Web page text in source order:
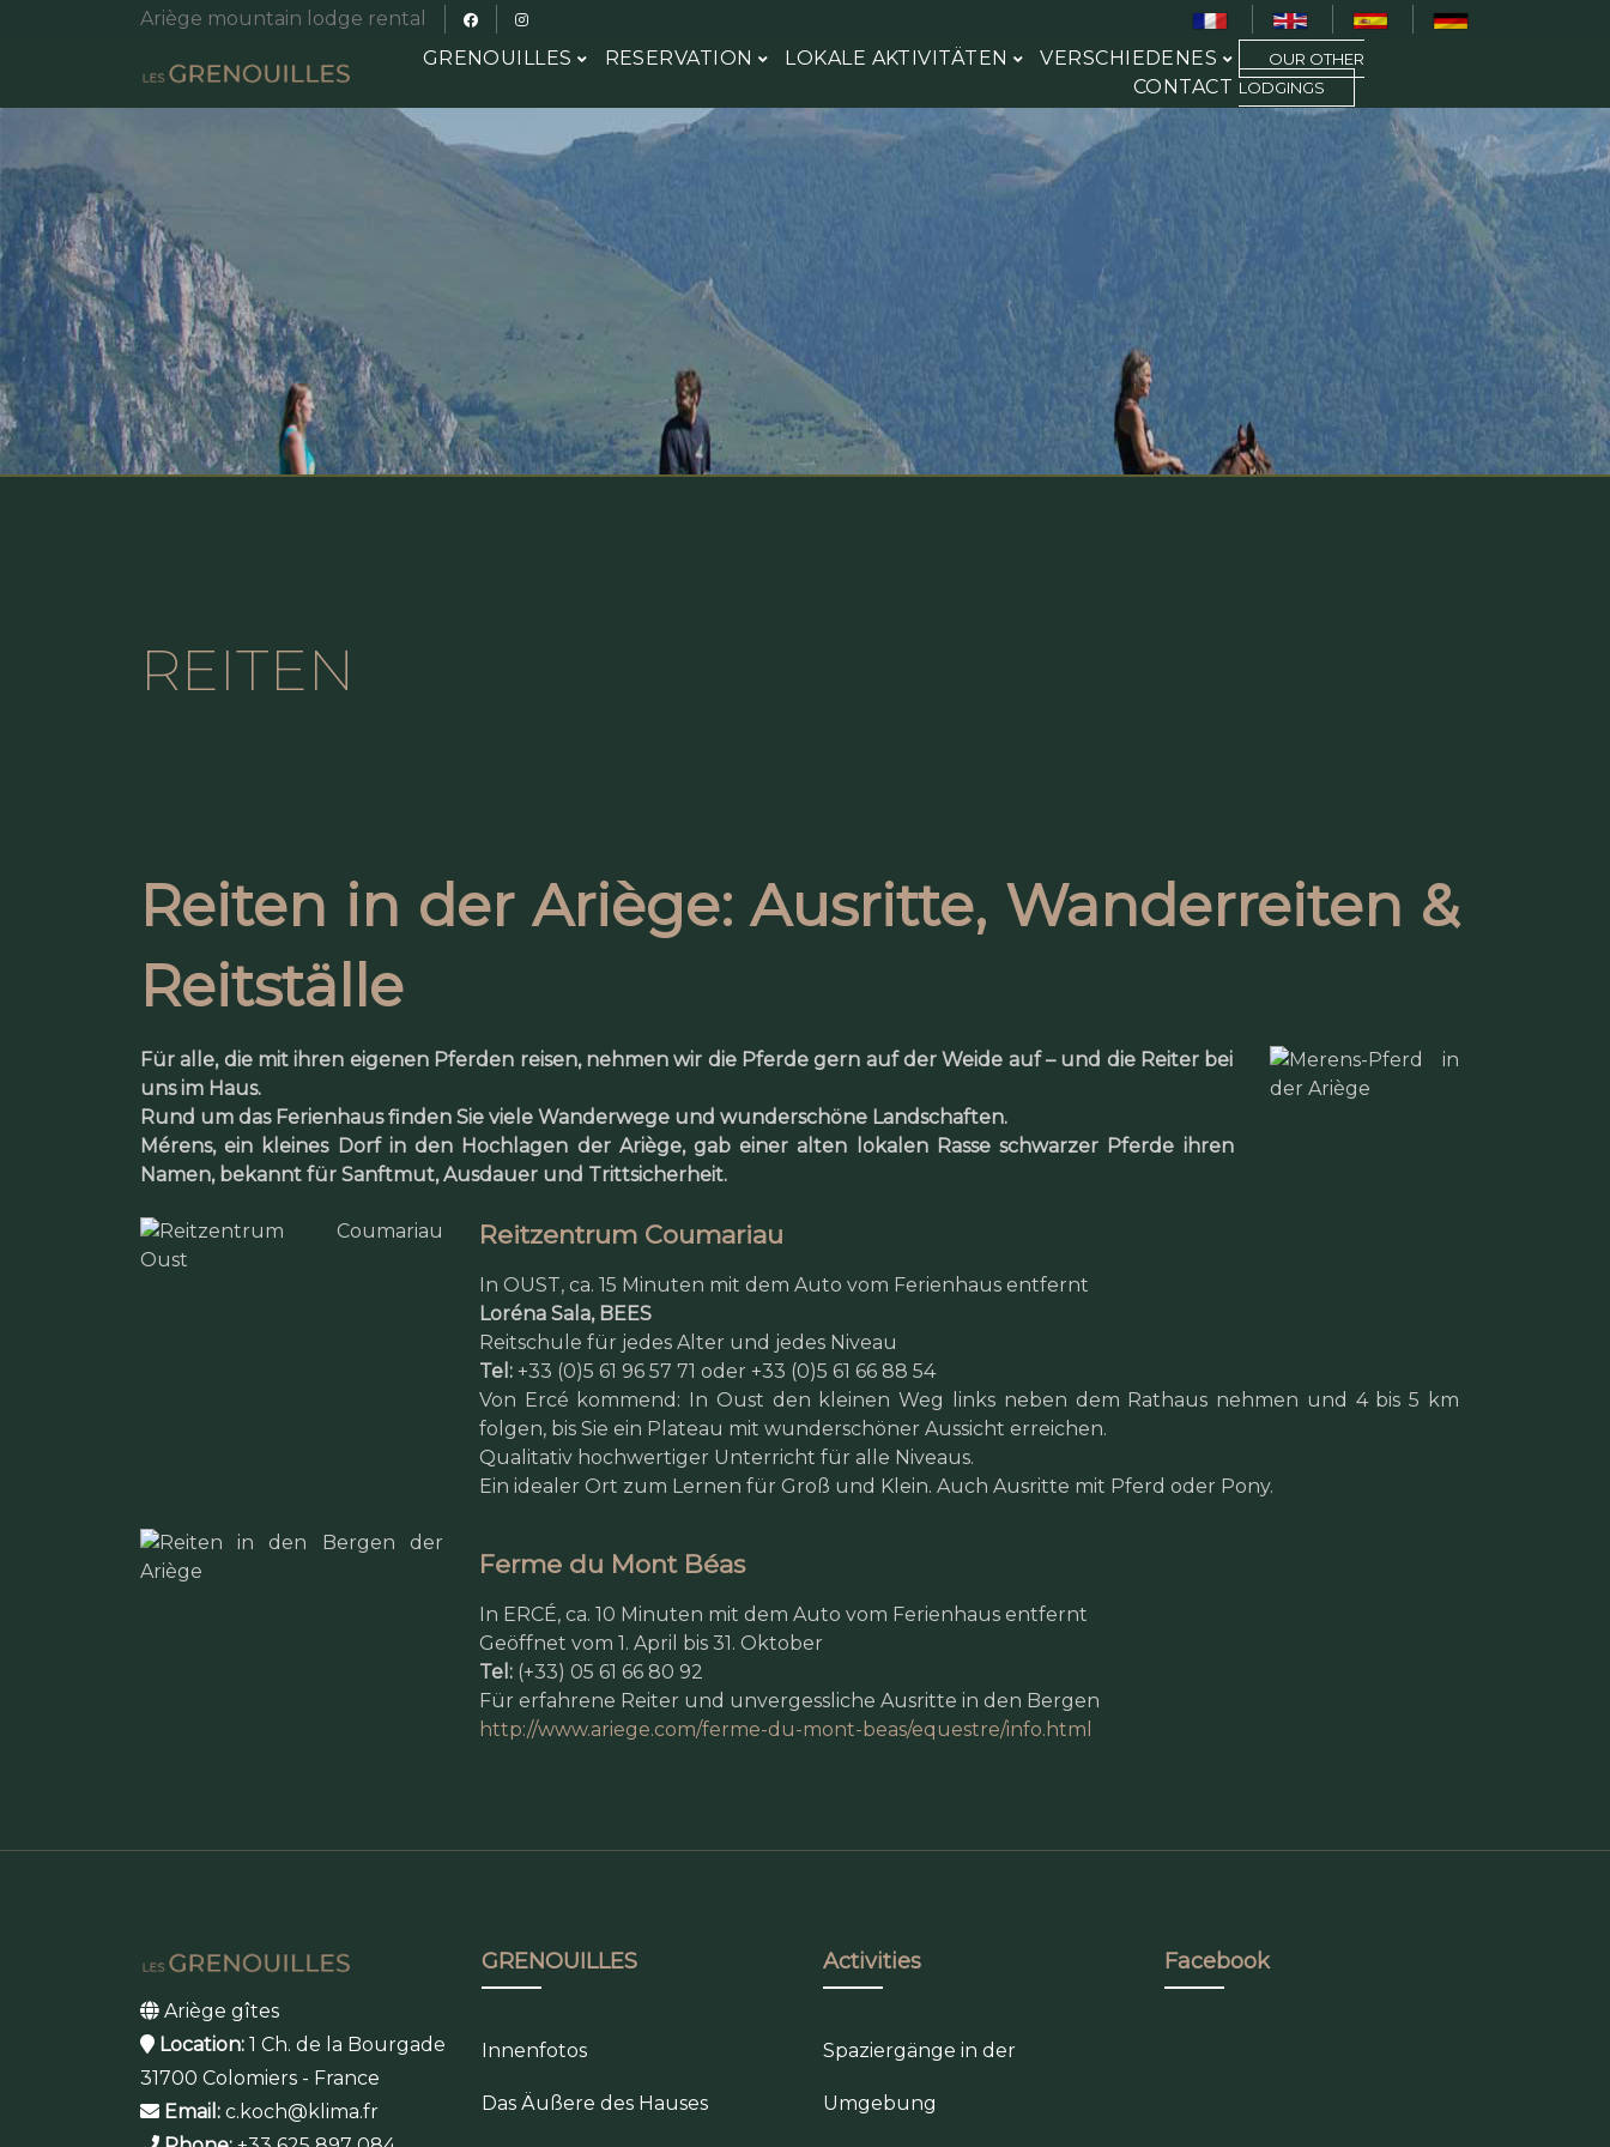
Ariège mountain lodge rental
GRENOUILLES
RESERVATION LOKALE AKTIVITÄTEN
VERSCHIEDENES
CONTACT
OUR OTHER
LODGINGS
REITEN
Reiten in der Ariège: Ausritte, Wanderreiten &
Reitställe
Für alle, die mit ihren eigenen Pferden reisen, nehmen wir die Pferde gern auf der Weide auf – und die Reiter bei
uns im Haus.
Rund um das Ferienhaus finden Sie viele Wanderwege und wunderschöne Landschaften.
Mérens, ein kleines Dorf in den Hochlagen der Ariège, gab einer alten lokalen Rasse schwarzer Pferde ihren
Namen, bekannt für Sanftmut, Ausdauer und Trittsicherheit.
Reitzentrum Coumariau
In OUST, ca. 15 Minuten mit dem Auto vom Ferienhaus entfernt
Loréna Sala, BEES
Reitschule für jedes Alter und jedes Niveau
Tel:+33 (0)5 61 96 57 71 oder +33 (0)5 61 66 88 54
Von Ercé kommend: In Oust den kleinen Weg links neben dem Rathaus nehmen und 4 bis 5 km
folgen, bis Sie ein Plateau mit wunderschöner Aussicht erreichen.
Qualitativ hochwertiger Unterricht für alle Niveaus.
Ein idealer Ort zum Lernen für Groß und Klein. Auch Ausritte mit Pferd oder Pony.
Ferme du Mont Béas
In ERCÉ, ca. 10 Minuten mit dem Auto vom Ferienhaus entfernt
Geöffnet vom 1. April bis 31. Oktober
Tel:(+33) 05 61 66 80 92
Für erfahrene Reiter und unvergessliche Ausritte in den Bergen
http://www.ariege.com/ferme-du-mont-beas/equestre/info.html
Ariège gîtes
Location: 1 Ch. de la Bourgade
31700 Colomiers - France
Email: c.koch@klima.fr
GRENOUILLES
Innenfotos
Das Äußere des Hauses
Activities
Spaziergänge in der
Umgebung
Facebook